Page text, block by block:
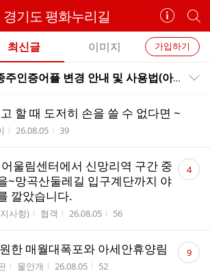
경기도 평화누리길
카
페
정
보
보
기
개
별
카
페
검
가입하기
최신글 이미지
어플 변경 안내 및 사용법(아이나비 스탬프 - 오르다)
할 때 도저히 손을 쓸 수 없다면 ~
작성시간
26.08.05 조회수
39
울림센터에서 신망리역 구간 중
~망곡산둘레길 입구계단까지 야
깔았습니다.
사항) 작성자
협객 작성시간
26.08.05 조회수
56
댓
글 4
한 매월대폭포와 아세안휴양림
작성자
물안개 작성시간
26.08.05 조회수
52
댓
글 9